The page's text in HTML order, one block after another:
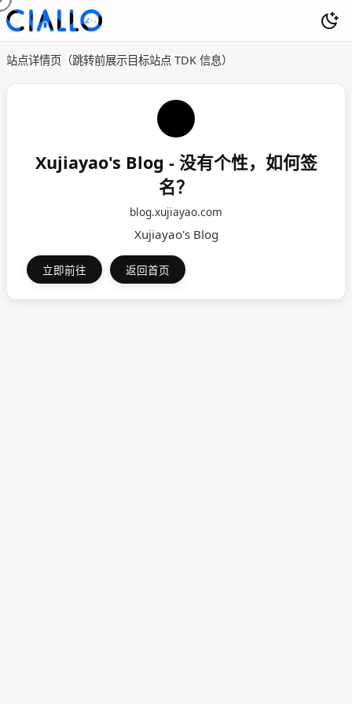
站点详情页（跳转前展示目标站点 TDK 信息）
Xujiayao's Blog - 没有个性，如何签
名？
blog.xujiayao.com
Xujiayao's Blog
立即前往 返回首页